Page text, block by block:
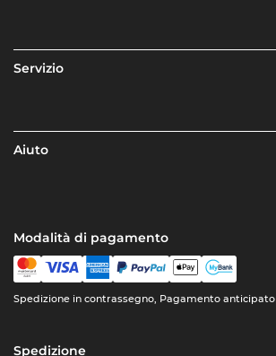
Servizio
Aiuto
Modalità di pagamento
Spedizione in contrassegno, Pagamento anticipato
Spedizione